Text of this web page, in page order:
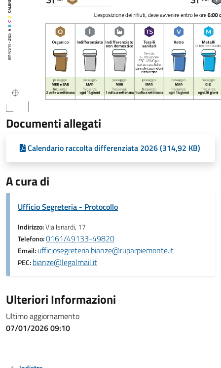
Documenti allegati
Calendario raccolta differenziata 2026 (314,92 KB)
A cura di
Ufficio Segreteria - Protocollo
Indirizzo:Via Isnardi, 17
Telefono:0161/49133-49820
Email:ufficiosegreteria.bianze@ruparpiemonte.it
PEC:bianze@legalmail.it
Ulteriori Informazioni
Ultimo aggiornamento
07/01/2026 09:10